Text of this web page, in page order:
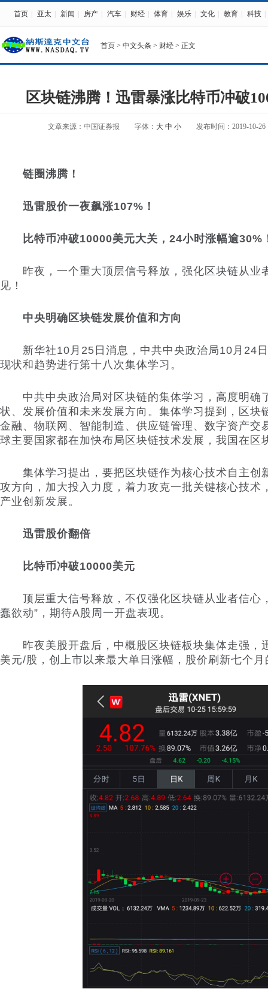
首页 亚太 新闻 房产 汽车 财经 体育 娱乐 文化 教育 科技
首页 > 中文头条 > 财经 > 正文
区块链沸腾！迅雷暴涨比特币冲破
文章来源：中国证券报 字体： 大 中 小 发布时间：2019-10-26
链圈沸腾！
迅雷股价一夜飙涨107%！
比特币冲破10000美元大关，24小时涨幅逾30%
昨夜，一个重大顶层信号释放，强化区块链从业
见！
中央明确区块链发展价值和方向
新华社10月25日消息，中共中央政治局10月24日
现状和趋势进行第十八次集体学习。
中共中央政治局对区块链的集体学习，高度明确
状、发展价值和未来发展方向。集体学习提到，区块
金融、物联网、智能制造、供应链管理、数字资产交
球主要国家都在加快布局区块链技术发展，我国在区
集体学习提出，要把区块链作为核心技术自主创
攻方向，加大投入力度，着力攻克一批关键核心技术
产业创新发展。
迅雷股价翻倍
比特币冲破10000美元
顶层重大信号释放，不仅强化区块链从业者信心
蠢欲动”，期待A股周一开盘表现。
昨夜美股开盘后，中概股区块链板块集体走强，
美元/股，创上市以来最大单日涨幅，股价刷新七个月